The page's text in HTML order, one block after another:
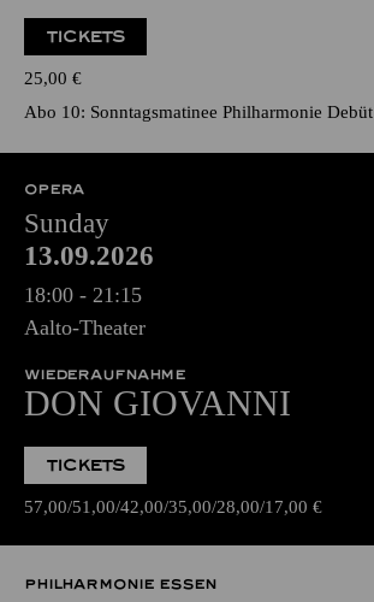
TICKETS
25,00 €
Abo 10: Sonntagsmatinee Philharmonie Debüt
OPERA
Sunday
13.09.2026
18:00 - 21:15
Aalto-Theater
WIEDERAUFNAHME
DON GIOVANNI
TICKETS
57,00 51,00 42,00 35,00 28,00 17,00 €
PHILHARMONIE ESSEN